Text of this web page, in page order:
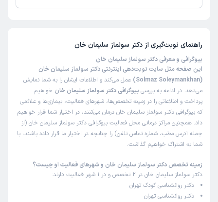
راهنمای نوبت‌گیری از دکتر سولماز سلیمان خان
بیوگرافی و معرفی دکتر سولماز سلیمان خان
این صفحه مثل سایت نوبت‌دهی اینترنتی دکتر سولماز سلیمان خان
(Solmaz Soleymankhan)
عمل می‌کند و اطلاعات ایشان را به شما نمایش
می‌دهد. در ادامه به بررسی بیوگرافی دکتر سولماز سلیمان خان خواهیم
پرداخت و اطلاعاتی را در زمینه تخصص‌ها، شهرهای فعالیت، بیماری‌ها و علائمی
که بیوگرافی دکتر سولماز سلیمان خان درمان می‌کنند، در اختیار شما قرار خواهیم
داد. همچنین مراکز درمانی محل فعالیت بیوگرافی دکتر سولماز سلیمان خان (از
جمله آدرس مطب، شماره تماس تلفن) را چنانچه در اختیار ما قرار داده باشند، با
شما به اشتراک خواهیم گذاشت.
زمینه تخصص دکتر سولماز سلیمان خان و شهرهای فعالیت او چیست؟
دکتر سولماز سلیمان خان در 2 تخصص و در 1 شهر فعالیت دارند:
دکتر روانشناسی کودک تهران
دکتر روانشناسی تهران